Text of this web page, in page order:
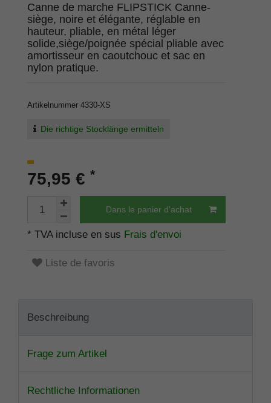
Canne de marche FLIPSTICK Canne-
siège, noire et élégante, réglable en
hauteur, pliable, en métal léger
solide,siège/poignée spécial pliable avec
amortisseur en caoutchouc et sac en
nylon pratique.
Artikelnummer 4330-XS
Die richtige Stocklänge ermitteln
75,95 € *
Dans le panier d'achat
* TVA incluse en sus Frais d'envoi
Liste de favoris
Beschreibung
Frage zum Artikel
Rechtliche Informationen